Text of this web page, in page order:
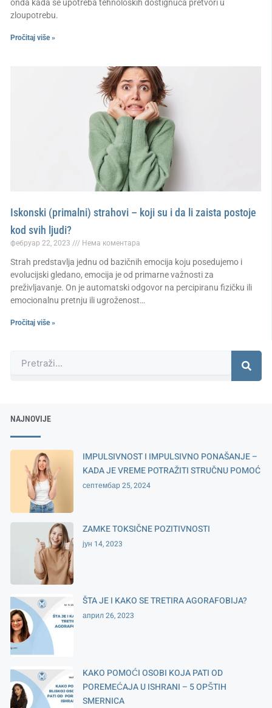
onda kada se upotreba tehnoloških dostignuća pretvori u
zloupotrebu.
Pročitaj više »
Iskonski (primalni) strahovi – koji su i da li zaista postoje
kod svih ljudi?
фебруар 22, 2023 Нема коментара
Strah predstavlja jednu od bazičnih emocija koju posedujemo i
evolucijski gledano, emocija je od primarne važnosti za
preživljavanje. On je automatski odgovor na percipiranu fizičku ili
emocionalnu pretnju ili ugroženost…
Pročitaj više »
NAJNOVIJE
IMPULSIVNOST I IMPULSIVNO PONAŠANJE –
KADA JE VREME POTRAŽITI STRUČNU POMOĆ
септембар 25, 2024
ZAMKE TOKSIČNE POZITIVNOSTI
јун 14, 2023
ŠTA JE I KAKO SE TRETIRA AGORAFOBIJA?
април 26, 2023
KAKO POMOĆI OSOBI KOJA PATI OD
POREMEĆAJA U ISHRANI – 5 OPŠTIH
SMERNICA